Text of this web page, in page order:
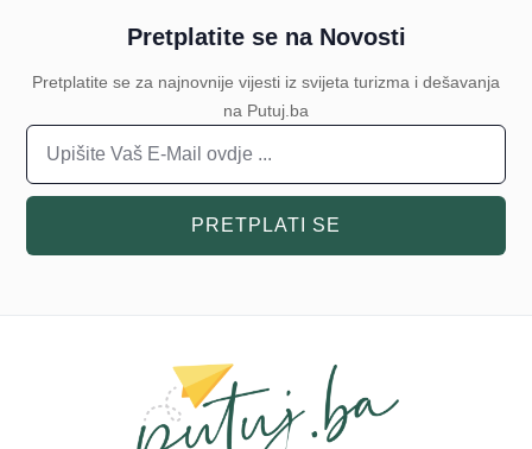
Pretplatite se na Novosti
Pretplatite se za najnovnije vijesti iz svijeta turizma i dešavanja
na Putuj.ba
PRETPLATI SE